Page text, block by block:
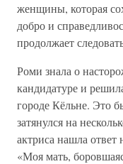
женщины, которая
добро и
продолжает
Роми знала о
кандидатуре и
городе Кёльне. Это
затянулся на
актриса нашла
«Моя мать,